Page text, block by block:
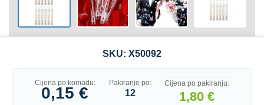
SKU: X50092
Cijena po komadu:
0,15 €
Pakiranje po:
12
Cijena po pakiranju:
1,80 €